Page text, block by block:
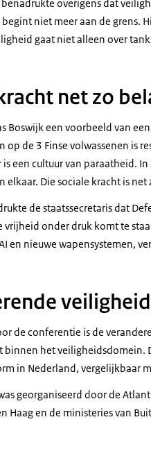
overigens dat
niet meer aan de grens.
gaat niet alleen over
net zo
Boswijk een voorbeeld van
op de 3 Finse volwassenen is
is een cultuur van paraatheid.
elkaar. Die sociale kracht is
de staatssecretaris dat
vrijheid onder druk komt te
en nieuwe wapensystemen,
de conferentie is de
binnen het
in Nederland, vergelijkbaar
georganiseerd door de
Haag en de ministeries van